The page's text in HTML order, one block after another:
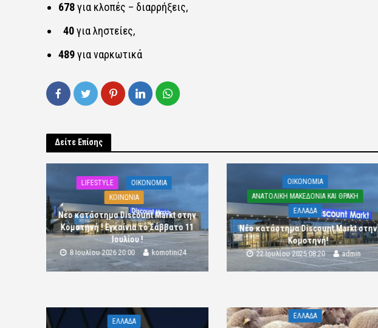
678για κλοπές – διαρρήξεις,
40για ληστείες,
489για ναρκωτικά
Δείτε Επίσης
LIFESTYLE
OIKONOMIA
ΚΟΙΝΩΝΙΑ
Νέο κατάστημα Discount Markt στην
Κομοτηνή ! Εγκαίνια το Σάββατο 11
Ιουλίου !
8 Ιουλίου 2026 20:00 komotini24
OIKONOMIA
ΑΝΑΤΟΛΙΚΗ ΜΑΚΕΔΟΝΙΑ ΚΑΙ ΘΡΑΚΗ
ΕΛΛΑΔΑ
Νέο κατάστημα Discount Markt στην
Κομοτηνή!
22 Ιουλίου 2025 08:20 admin
ΕΛΛΑΔΑ
ΕΛΛΑΔΑ